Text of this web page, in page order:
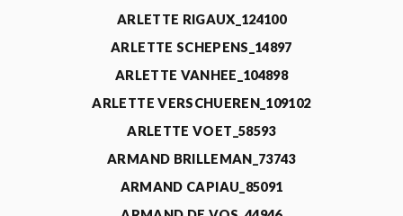
ARLETTE RIGAUX_124100
ARLETTE SCHEPENS_14897
ARLETTE VANHEE_104898
ARLETTE VERSCHUEREN_109102
ARLETTE VOET_58593
ARMAND BRILLEMAN_73743
ARMAND CAPIAU_85091